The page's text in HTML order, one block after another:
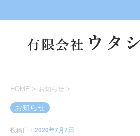
HOME > お知らせ >
お知らせ
投稿日： 2020年7月7日